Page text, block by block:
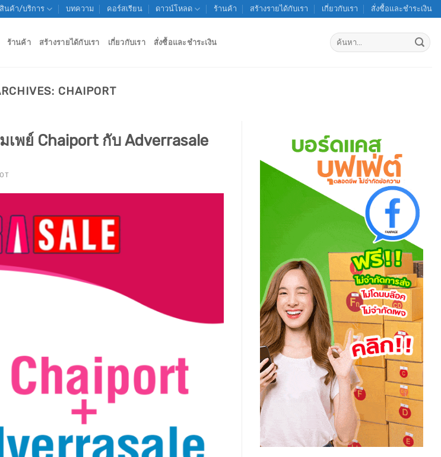
สินค้า/บริการ บทความ คอร์สเรียน ดาวน์โหลด ร้านค้า สร้างรายได้กับเรา เกี่ยวกับเรา สั่งซื้อและชำระเงิน
ร้านค้า สร้างรายได้กับเรา เกี่ยวกับเรา สั่งซื้อและชำระเงิน
ค้นหา:
CHAIPORT
พย์ Chaiport กับ Adverrasale